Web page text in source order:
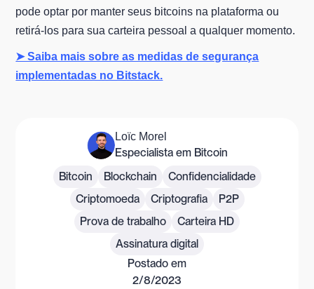
pode optar por manter seus bitcoins na plataforma ou
retirá-los para sua carteira pessoal a qualquer momento.
➤ Saiba mais sobre as medidas de segurança
implementadas no Bitstack.
Loïc Morel
Especialista em Bitcoin
Bitcoin
Blockchain
Confidencialidade
Criptomoeda
Criptografia
P2P
Prova de trabalho
Carteira HD
Assinatura digital
Postado em
2/8/2023